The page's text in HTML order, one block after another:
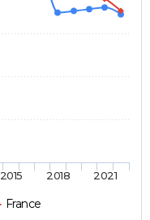
France
2015 2018 2021